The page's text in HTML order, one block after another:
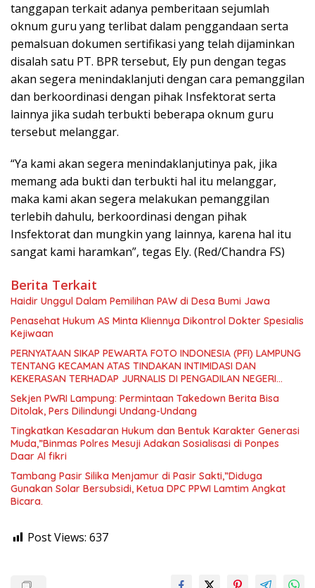
tanggapan terkait adanya pemberitaan sejumlah
oknum guru yang terlibat dalam penggandaan serta
pemalsuan dokumen sertifikasi yang telah dijaminkan
disalah satu PT. BPR tersebut, Ely pun dengan tegas
akan segera menindaklanjuti dengan cara pemanggilan
dan berkoordinasi dengan pihak Insfektorat serta
lainnya jika sudah terbukti beberapa oknum guru
tersebut melanggar.
“Ya kami akan segera menindaklanjutinya pak, jika
memang ada bukti dan terbukti hal itu melanggar,
maka kami akan segera melakukan pemanggilan
terlebih dahulu, berkoordinasi dengan pihak
Insfektorat dan mungkin yang lainnya, karena hal itu
sangat kami haramkan”, tegas Ely. (Red/Chandra FS)
Berita Terkait
Haidir Unggul Dalam Pemilihan PAW di Desa Bumi Jawa
Penasehat Hukum AS Minta Kliennya Dikontrol Dokter Spesialis
Kejiwaan
PERNYATAAN SIKAP PEWARTA FOTO INDONESIA (PFI) LAMPUNG
TENTANG KECAMAN ATAS TINDAKAN INTIMIDASI DAN
KEKERASAN TERHADAP JURNALIS DI PENGADILAN NEGERI
TANJUNG KARANG.
Sekjen PWRI Lampung: Permintaan Takedown Berita Bisa
Ditolak, Pers Dilindungi Undang-Undang
Tingkatkan Kesadaran Hukum dan Bentuk Karakter Generasi
Muda,”Binmas Polres Mesuji Adakan Sosialisasi di Ponpes
Daar Al fikri
Tambang Pasir Silika Menjamur di Pasir Sakti,”Diduga
Gunakan Solar Bersubsidi, Ketua DPC PPWI Lamtim Angkat
Bicara.
Post Views: 637